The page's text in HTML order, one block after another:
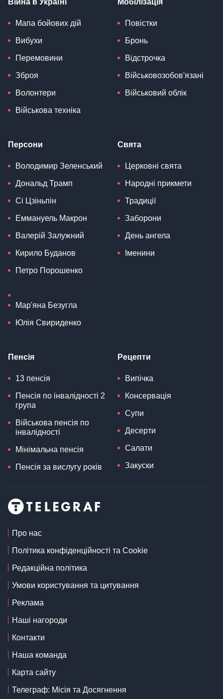
Мапа бойових дій
Вибухи
Перемовини
Зброя
Волонтери
Військова техніка
Повістки
Бронь
Відстрочка
Військовозобов'язані
Військовий облік
Персони
Володимир Зеленський
Дональд Трамп
Сі Цзіньпін
Еммануель Макрон
Валерій Залужний
Кирило Буданов
Петро Порошенко
Мар'яна Безугла
Юлія Свириденко
Свята
Церковні свята
Народні прикмети
Традиції
Заборони
День ангела
Іменини
Пенсія
13 пенсія
Пенсія по інвалідності 2
група
Військова пенсія по
інвалідності
Мінімальна пенсія
Пенсія за вислугу років
Рецепти
Випічка
Консервація
Супи
Десерти
Салати
Закуски
Про нас
Політика конфіденційності та Cookie
Редакційна політика
Умови користування та цитування
Реклама
Наші нагороди
Контакти
Наша команда
Карта сайту
Телеграф: Місія та Досягнення